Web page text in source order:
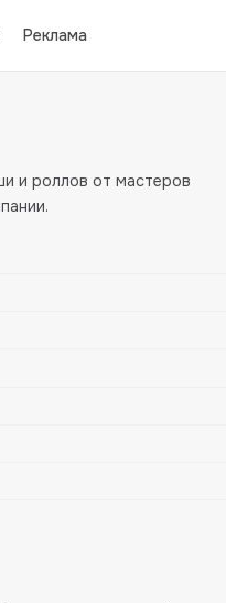
Реклама
и роллов от мастеров